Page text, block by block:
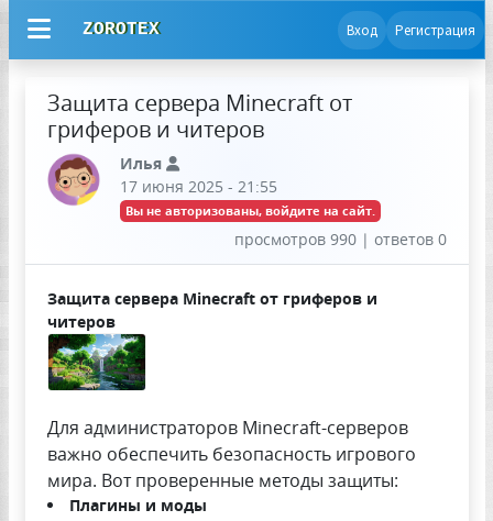
ZOROTEX Вход Регистрация
Защита сервера Minecraft от
гриферов и читеров
Илья
17 июня 2025 - 21:55
Вы не авторизованы, войдите на сайт.
просмотров 990 | ответов 0
Защита сервера Minecraft от гриферов и
читеров
Для администраторов Minecraft-серверов
важно обеспечить безопасность игрового
мира. Вот проверенные методы защиты:
Плагины и моды